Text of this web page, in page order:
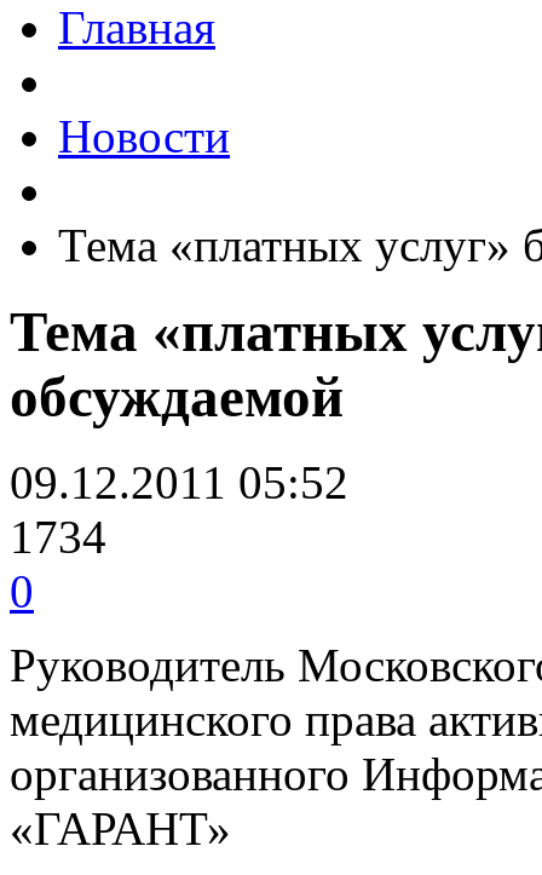
Главная
Новости
Тема «платных услуг»
Тема «платных
обсуждаемой
09.12.2011 05:52
1734
0
Руководитель
медицинского права
организованного
«ГАРАНТ»